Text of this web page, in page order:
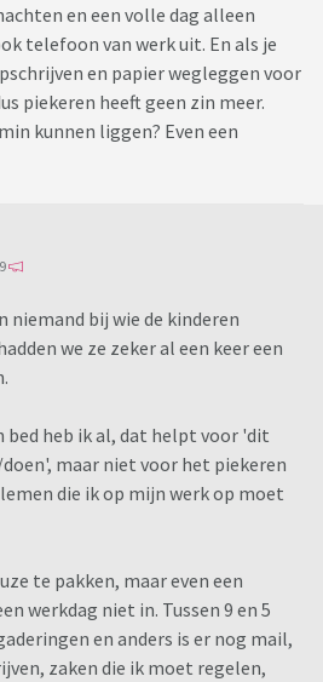
en een volle dag alleen
telefoon van werk uit. En als je
en papier wegleggen voor
piekeren heeft geen zin meer.
kunnen liggen? Even een
niemand bij wie de kinderen
we ze zeker al een keer een
bed heb ik al, dat helpt voor 'dit
maar niet voor het piekeren
die ik op mijn werk op moet
te pakken, maar even een
werkdag niet in. Tussen 9 en 5
en anders is er nog mail,
zaken die ik moet regelen,